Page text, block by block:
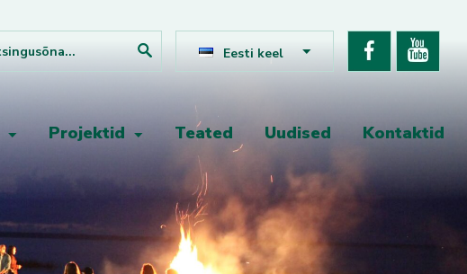
Projektid Teated Uudised Kontaktid
Eesti keel